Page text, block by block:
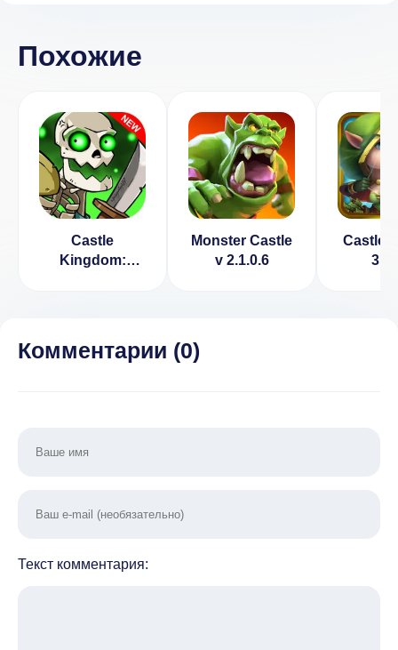
Похожие
Castle
Kingdom:
Monster Castle
v 2.1.0.6
Castle
Комментарии (0)
Текст комментария: